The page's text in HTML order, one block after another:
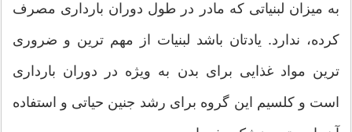
به میزان لبنیاتی که مادر در طول دوران بارداری مصرف
کرده، ندارد. یادتان باشد لبنیات از مهم ترین و ضروری
ترین مواد غذایی برای بدن به ویژه در دوران بارداری
است و کلسیم این گروه برای رشد جنین حیاتی و استفاده